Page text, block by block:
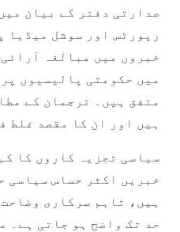
صدارتی دفتر کے بیان
رپورٹس اور سوشل میڈیا
خبروں میں مبالغہ
میں حکومتی پالیسیوں
متفق ہیں۔ ترجمان کے
ہیں اور ان کا مقصد غلط
سیاسی تجزیہ کاروں کا
خبریں اکثر حساس سیاسی
ہیں، تاہم سرکاری
حد تک واضح ہو جاتی ہے۔